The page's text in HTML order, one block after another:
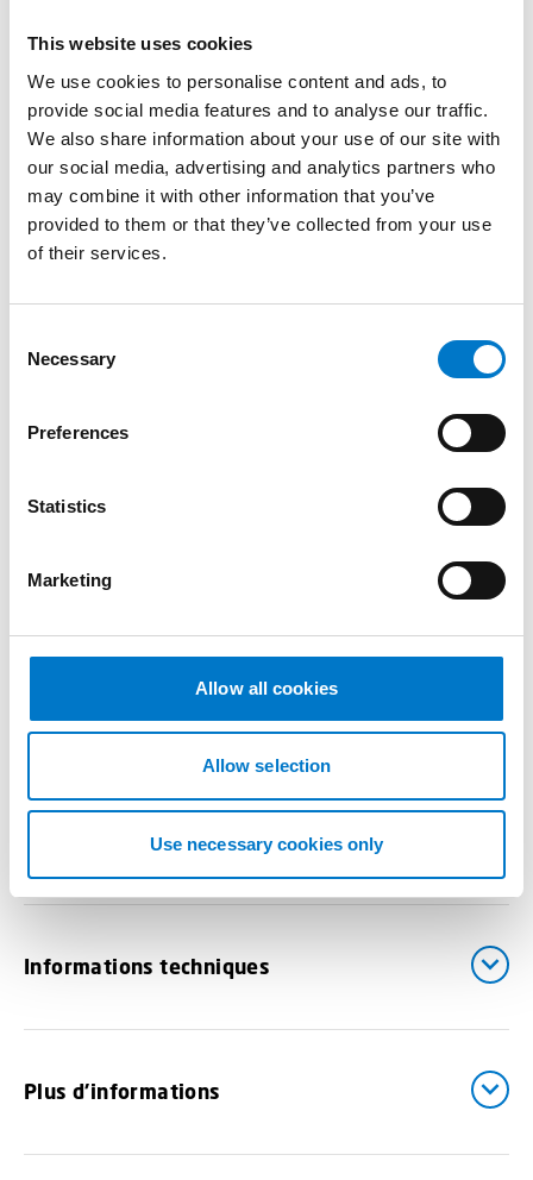
This website uses cookies
We use cookies to personalise content and ads, to
provide social media features and to analyse our traffic.
We also share information about your use of our site with
our social media, advertising and analytics partners who
may combine it with other information that you’ve
provided to them or that they’ve collected from your use
of their services.
Necessary
Preferences
Statistics
Marketing
Allow all cookies
Allow selection
Use necessary cookies only
de fixation permet une pose rapide, sans perçage, et
un retrait tout aussi facile. La connexion via une prise
allume-cigare rend son utilisation immédiate, sans
installation complexe.
Conçu pour durer, leL52 intègre un boîtier en
aluminium extrudé noir, à la fois léger et robuste. Sa
lentille en polycarbonate assure une excellente
Ce feu s’adapte à toutes les conditions, même les plus
tout en garantissant une visibilité optimale en
intervention. Facile à installer, simple à utiliser et
est un choix fiable
pour les professionnels de terrain.
Compatible avec les
Avantages
Informations techniques
Plus d'informations